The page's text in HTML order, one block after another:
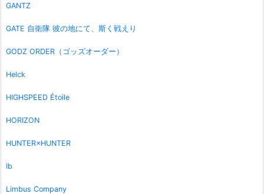
GANTZ
GATE 自衛隊 彼の地にて、斯く戦えり
GODZ ORDER（ゴッズオーダー）
Helck
HIGHSPEED Étoile
HORIZON
HUNTER×HUNTER
Ib
Limbus Company